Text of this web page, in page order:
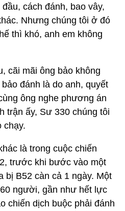
cách đánh, bao vây,
Nhưng chúng tôi ở đó
thì khó, anh em không
cãi mãi ông bảo không
đánh là do anh, quyết
ông nghe phương án
trận ấy, Sư 330 chúng tôi
chạy.
là trong cuộc chiến
trước khi bước vào một
bị B52 càn cả 1 ngày. Một
người, gần như hết lực
chiến dịch buộc phải đánh